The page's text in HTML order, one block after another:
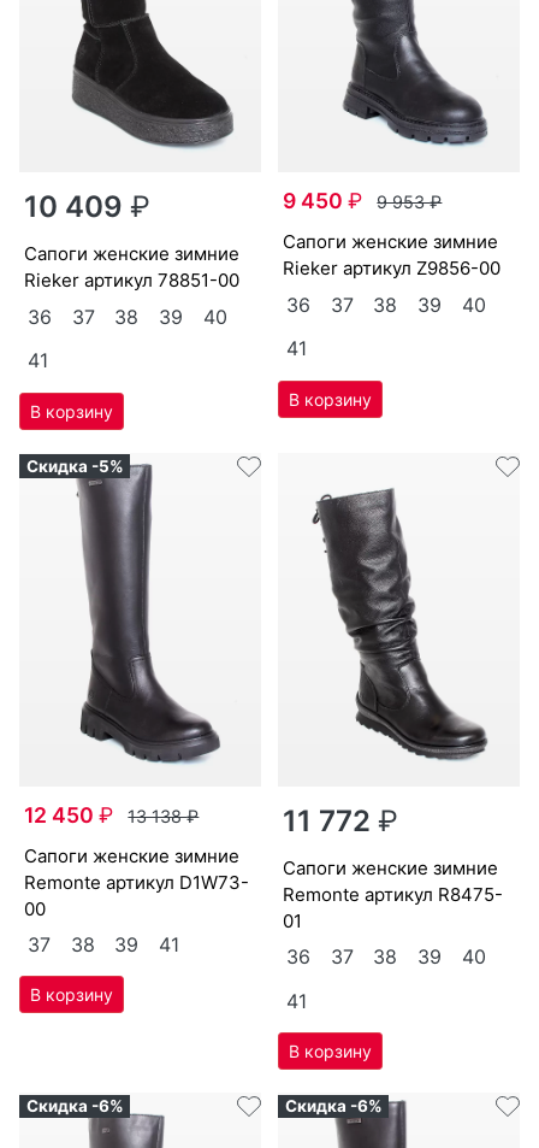
10 409₽
са­поги женс­кие зим­ние
Ri­eker артикул78851-00
36 37 38 39
40
41
9 450₽ 9 953₽
са­поги женс­кие зим­ние
Ri­eker артикулZ9856-00
36 37 38 39
40
41
Скидка -5%
12 450₽ 13 138₽
са­поги женс­кие зим­ние
Re­mon­te артикул D1W73-
00
37 38 39 41
11 772₽
са­поги женс­кие зим­ние
Re­mon­te артикул R8475-
01
36 37 38 39
40
41
Скидка -6% Скидка -6%